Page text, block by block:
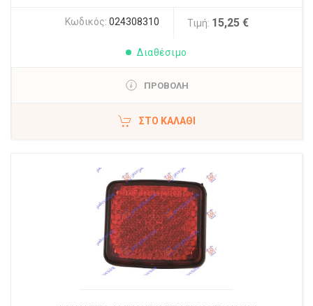
Κωδικός: 024308310 Τιμή: 15,25 €
Διαθέσιμο
ΠΡΟΒΟΛΗ
ΣΤΟ ΚΑΛΆΘΙ